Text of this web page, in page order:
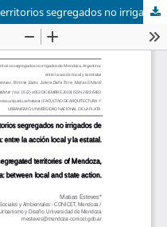
Planificación del hábitat rural en territorios segregados no irrigados de Mendoza, Argentina: entre la acción local y la estatal